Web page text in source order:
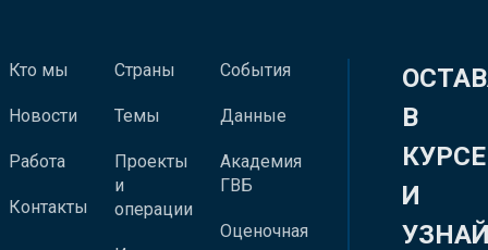
Кто мы
Новости
Работа
Контакты
Страны
Темы
Проекты
и
операции
События
Данные
Академия
ГВБ
Оценочная
В
КУРСЕ
И